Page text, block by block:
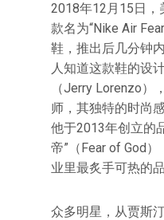
2018年12月15日，
款名为“Nike Air
鞋，推出后几分钟
人知道这款鞋的设
（Jerry Lorenzo）
师，其独特的时尚
他于2013年创立的
帝”（Fear of God
业里最炙手可热的
众多明星，从贾斯